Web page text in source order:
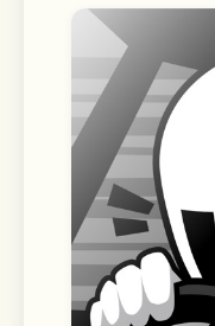
[Optional
and sharing
- Contacts: For adding friends, and
sending